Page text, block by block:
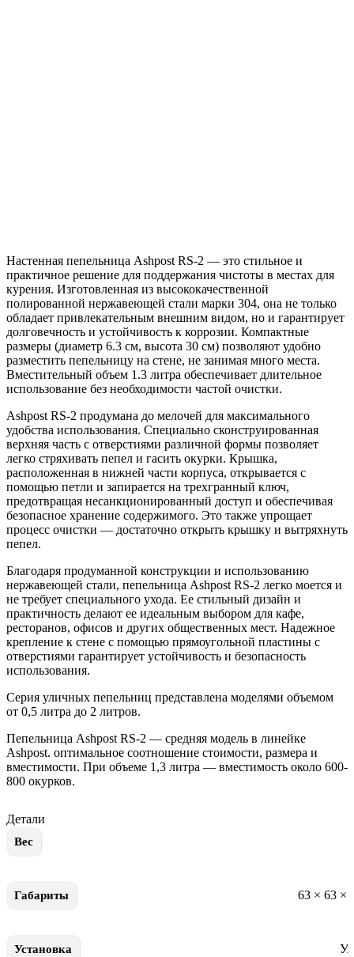
Настенная пепельница Ashpost RS-2 — это стильное и
практичное решение для поддержания чистоты в местах для
курения. Изготовленная из высококачественной
полированной нержавеющей стали марки 304, она не только
обладает привлекательным внешним видом, но и гарантирует
долговечность и устойчивость к коррозии. Компактные
размеры (диаметр 6.3 см, высота 30 см) позволяют удобно
разместить пепельницу на стене, не занимая много места.
Вместительный объем 1.3 литра обеспечивает длительное
использование без необходимости частой очистки.
Ashpost RS-2 продумана до мелочей для максимального
удобства использования. Специально сконструированная
верхняя часть с отверстиями различной формы позволяет
легко стряхивать пепел и гасить окурки. Крышка,
расположенная в нижней части корпуса, открывается с
помощью петли и запирается на трехгранный ключ,
предотвращая несанкционированный доступ и обеспечивая
безопасное хранение содержимого. Это также упрощает
процесс очистки — достаточно открыть крышку и вытряхнуть
пепел.
Благодаря продуманной конструкции и использованию
нержавеющей стали, пепельница Ashpost RS-2 легко моется и
не требует специального ухода. Ее стильный дизайн и
практичность делают ее идеальным выбором для кафе,
ресторанов, офисов и других общественных мест. Надежное
крепление к стене с помощью прямоугольной пластины с
отверстиями гарантирует устойчивость и безопасность
использования.
Серия уличных пепельниц представлена моделями объемом
от 0,5 литра до 2 литров.
Пепельница Ashpost RS-2 — средняя модель в линейке
Ashpost. оптимальное соотношение стоимости, размера и
вместимости. При объеме 1,3 литра — вместимость около 600-
800 окурков.
Детали
Вес
Габариты 63 × 63 ×
Установка